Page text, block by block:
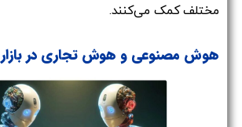
مختلف کمک می‌کنند.
هوش مصنوعی و هوش تجاری در بازار